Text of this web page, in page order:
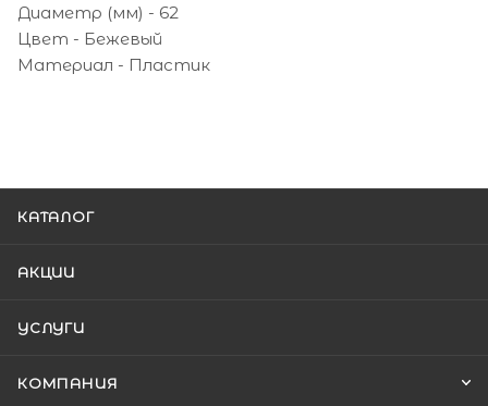
Диаметр (мм) - 62
Цвет - Бежевый
Материал - Пластик
КАТАЛОГ
АКЦИИ
УСЛУГИ
КОМПАНИЯ